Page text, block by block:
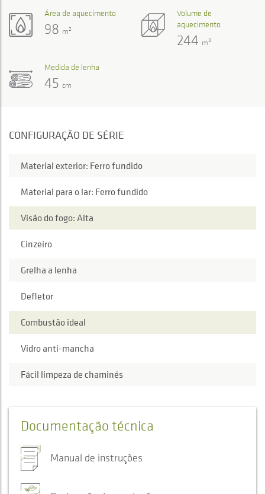
Volume de
aquecimento
244 m3
Área de aquecimento
98 m2
Medida de lenha
45 cm
CONFIGURAÇÃO DE SÉRIE
Material exterior: Ferro fundido
Material para o lar: Ferro fundido
Visão do fogo: Alta
Cinzeiro
Grelha a lenha
Defletor
Combustão ideal
Vidro anti-mancha
Fácil limpeza de chaminés
Documentação técnica
Manual de instruções